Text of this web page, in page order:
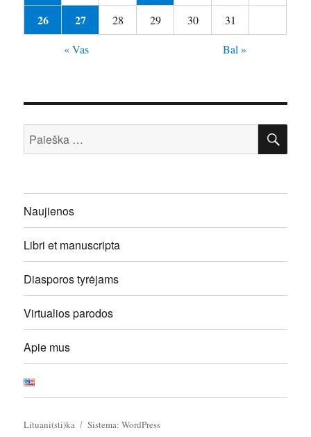
26 27 28 29 30
31
« Vas
Bal »
Ieškoti:
Naujienos
Libri et manuscripta
Diasporos tyrėjams
Virtualios parodos
Apie mus
Lituani(sti)ka Sistema: WordPress